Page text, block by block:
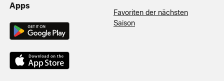
Apps
Favoriten der nächsten
Saison